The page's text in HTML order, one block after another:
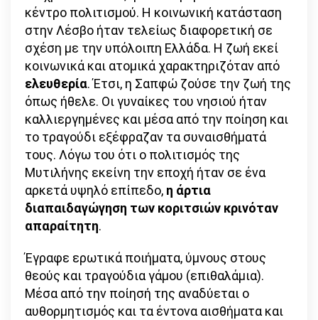
κέντρο πολιτισμού. Η κοινωνική κατάσταση
στην Λέσβο ήταν τελείως διαφορετική σε
σχέση με την υπόλοιπη Ελλάδα. Η ζωή εκεί
κοινωνικά και ατομικά χαρακτηριζόταν από
ελευθερία. Έτσι, η Σαπφώ ζούσε την ζωή της
όπως ήθελε. Οι γυναίκες του νησιού ήταν
καλλιεργημένες και μέσα από την ποίηση και
το τραγούδι εξέφραζαν τα συναισθήματά
τους. Λόγω του ότι ο πολιτισμός της
Μυτιλήνης εκείνη την εποχή ήταν σε ένα
αρκετά υψηλό επίπεδο, η άρτια
διαπαιδαγώγηση των κοριτσιών κρινόταν
απαραίτητη.
Έγραφε ερωτικά ποιήματα, ύμνους στους
θεούς και τραγούδια γάμου (επιθαλάμια).
Μέσα από την ποίησή της αναδύεται ο
αυθορμητισμός και τα έντονα αισθήματα και